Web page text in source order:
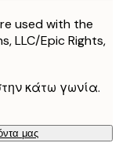
used with the
LLC/Epic Rights,
κάτω γωνία.
μας